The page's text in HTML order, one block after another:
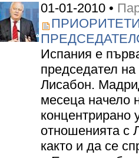
01-01-2010 •
Испания е
председател
Лисабон.
месеца начело
концентрирано
отношенията с
както и да се